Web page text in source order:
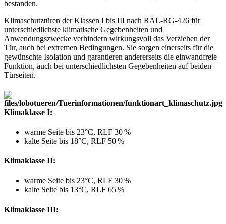
bestanden.
Klimaschutztüren der Klassen I bis III nach RAL-RG-426 für
unterschiedlichste klimatische Gegebenheiten und
Anwendungszwecke verhindern wirkungsvoll das Verziehen der
Tür, auch bei extremen Bedingungen. Sie sorgen einerseits für die
gewünschte Isolation und garantieren andererseits die einwandfreie
Funktion, auch bei unterschiedlichsten Gegebenheiten auf beiden
Türseiten.
Klimaklasse I:
warme Seite bis 23°C, RLF 30 %
kalte Seite bis 18°C, RLF 50 %
Klimaklasse II:
warme Seite bis 23°C, RLF 30 %
kalte Seite bis 13°C, RLF 65 %
Klimaklasse III: